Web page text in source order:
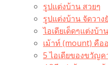
รูปแต่งบ้าน สวยๆ
รูปแต่งบ้าน จัดวา
ไอเดียเด็ดๆแต่งบ้
เม้าท์ (mount) คือ
5 ไอเดียของขวัญ